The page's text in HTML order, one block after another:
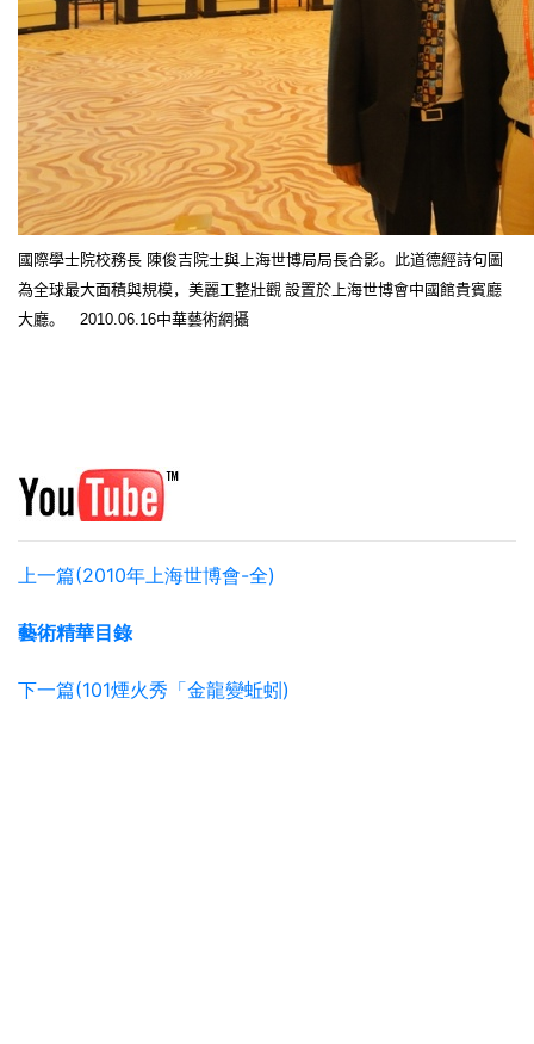
國際學士院校務長 陳俊吉院士與上海世博局局長合影。 此道德經詩句圖
為全球最大面積與規模，美麗工整壯觀 設置於上海世博會中國館貴賓廳
大廳。 2010.06.16中華藝術網攝
上一篇(2010年上海世博會-全)
藝術精華目錄
下一篇(101煙火秀「金龍變蚯蚓)